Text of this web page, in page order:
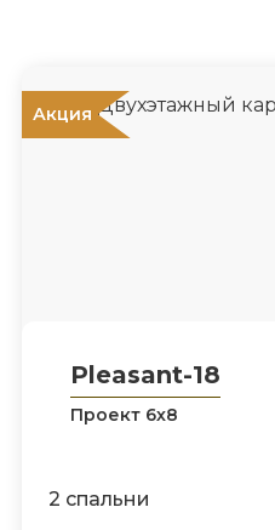
Акция
Pleasant-18
Проект 6х8
2 спальни